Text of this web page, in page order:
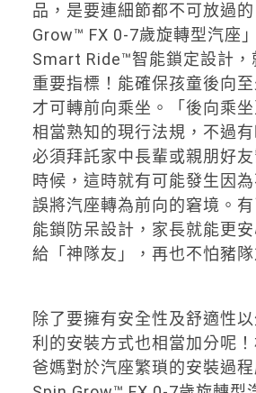
品，是要連細節都不可放過
Grow™ FX 0-7歲旋轉型汽座
Smart Ride™智能鎖定設計，
重要指標！能確保孩童後向至
才可轉前向乘坐。「後向乘
相當熟知的現行法規，不過有
必須拜託家中長輩或親朋好
時候，這時就有可能發生因
誤將汽座轉為前向的窘境。
能鎖防呆設計，家長就能更
給「神隊友」，再也不怕豬隊
除了要擁有安全性及舒適性
利的安裝方式也相當加分呢
爸媽對於汽座繁瑣的安裝過